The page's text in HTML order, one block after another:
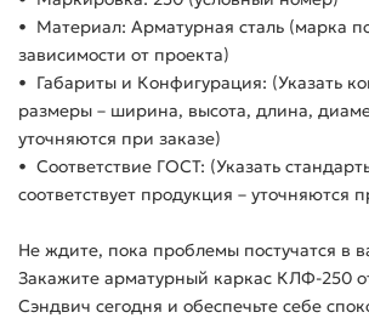
• Материал: Арматурная сталь (марка
зависимости от проекта)
• Габариты и Конфигурация: (Указать
размеры – ширина, высота, длина,
уточняются при заказе)
• Соответствие ГОСТ: (Указать
соответствует продукция – уточняются
Не ждите, пока проблемы постучатся в
Закажите арматурный каркас КЛФ-250
Сэндвич сегодня и обеспечьте себе